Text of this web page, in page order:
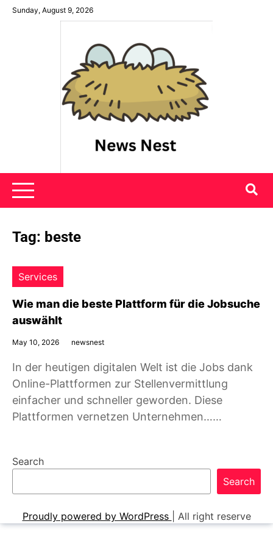
SkipSunday, August 9, 2026
News Nest
Tag: beste
Services
Wie man die beste Plattform für die Jobsuche
auswählt
May 10, 2026 newsnest
In der heutigen digitalen Welt ist die Jobs dank
Online-Plattformen zur Stellenvermittlung
einfacher und schneller geworden. Diese
Plattformen vernetzen Unternehmen……
Search
Search
Proudly powered by WordPress All right reserve